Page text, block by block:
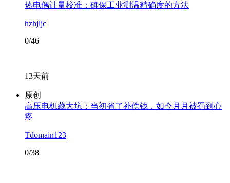
热电偶计量校准：确保工业测温精确度的方法
hzhjljc
0/46
13天前
原创
高压电机藏大坑：当初省了补偿钱，如今月月被罚到心
疼
Tdomain123
0/38